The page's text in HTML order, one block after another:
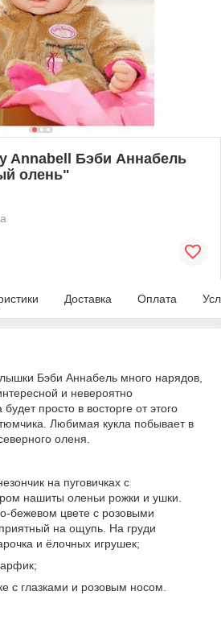
Annabell Бэби Аннабель
олень"
Доставка Оплата
Бэби Аннабель много нарядов,
и невероятно
просто в восторге от этого
Любимая кукла побывает в
оленя.
на пуговичках с
нашиты оленьи рожки и ушки.
бежевом цвете с розовыми
на ощупь. На груди
и ёлочных игрушек;
с глазками и розовым носом.